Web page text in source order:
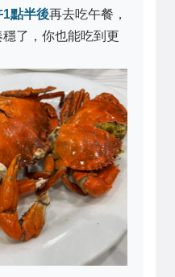
1點半後再去吃午餐，
了，你也能吃到更